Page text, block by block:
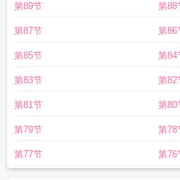
第89节 第88
第87节 第86
第85节 第84
第83节 第82
第81节 第80
第79节 第78
第77节 第76